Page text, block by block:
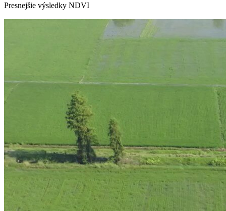
Presnejšie výsledky NDVI